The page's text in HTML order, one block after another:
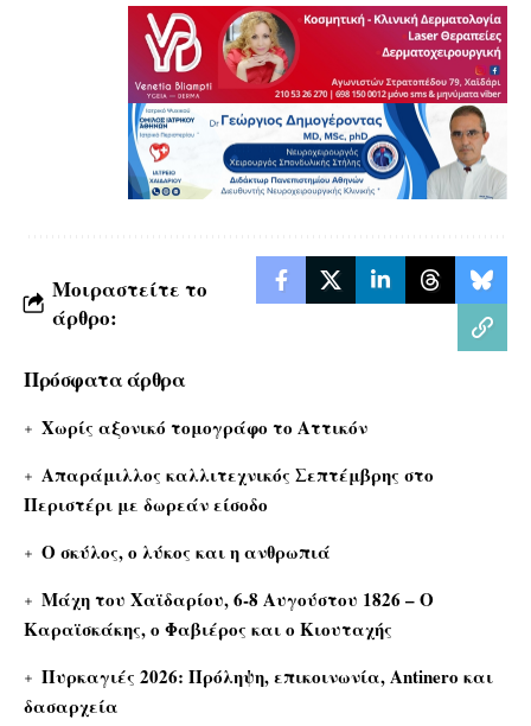
Μοιραστείτε το
άρθρο:
Πρόσφατα άρθρα
Χωρίς αξονικό τομογράφο το Αττικόν
Απαράμιλλος καλλιτεχνικός Σεπτέμβρης στο
Περιστέρι με δωρεάν είσοδο
Ο σκύλος, ο λύκος και η ανθρωπιά
Μάχη του Χαϊδαρίου, 6-8 Αυγούστου 1826 – Ο
Καραϊσκάκης, ο Φαβιέρος και ο Κιουταχής
Πυρκαγιές 2026: Πρόληψη, επικοινωνία, Antinero και
δασαρχεία